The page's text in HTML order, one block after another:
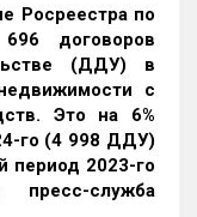
Росреестра по
договоров
(ДДУ) в
с
Это на 6%
го (4 998 ДДУ)
период 2023-го
пресс-служба